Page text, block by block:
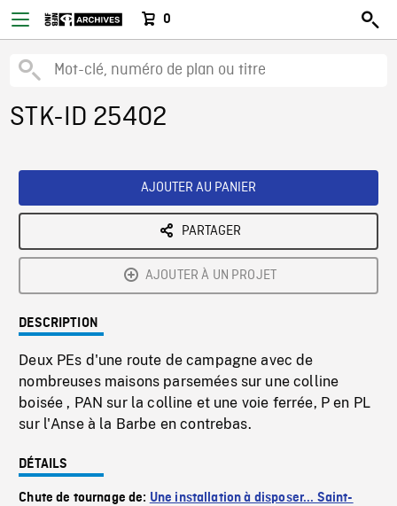
0
STK-ID 25402
AJOUTER AU PANIER
PARTAGER
AJOUTER À UN PROJET
DESCRIPTION
Deux PEs d'une route de campagne avec de
nombreuses maisons parsemées sur une colline
boisée , PAN sur la colline et une voie ferrée, P en PL
sur l'Anse à la Barbe en contrebas.
DÉTAILS
Chute de tournage de: Une installation à disposer... Saint-